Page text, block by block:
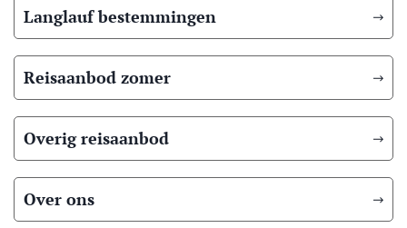
Langlauf bestemmingen
Reisaanbod zomer
Overig reisaanbod
Over ons